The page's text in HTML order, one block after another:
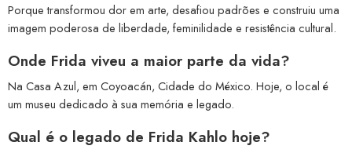
Porque transformou dor em arte, desafiou padrões e construiu uma
imagem poderosa de liberdade, feminilidade e resistência cultural.
Onde Frida viveu a maior parte da vida?
Na Casa Azul, em Coyoacán, Cidade do México. Hoje, o local é
um museu dedicado à sua memória e legado.
Qual é o legado de Frida Kahlo hoje?